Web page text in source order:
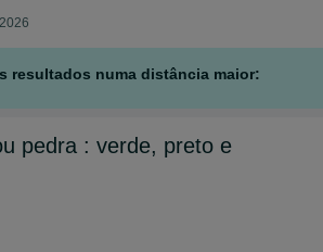
resultados numa distância maior:
pedra : verde, preto e